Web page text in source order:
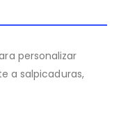
personalizar
a salpicaduras,